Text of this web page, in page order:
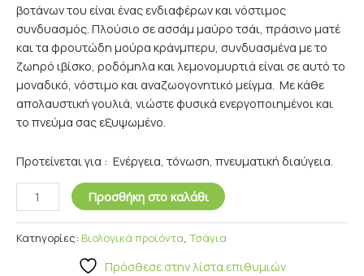
βοτάνων του είναι ένας ενδιαφέρων και νόστιμος
συνδυασμός. Πλούσιο σε ασσάμ μαύρο τσάι, πράσινο ματέ
και τα φρουτώδη μούρα κράνμπερυ, συνδυασμένα με το
ζωηρό ιβίσκο, ροδόμηλα και λεμονομυρτιά είναι σε αυτό το
μοναδικό, νόστιμο και αναζωογονητικό μείγμα. Με κάθε
απολαυστική γουλιά, νιώστε φυσικά ενεργοποιημένοι και
το πνεύμα σας εξυψωμένο.
Προτείνεται για : Ενέργεια, τόνωση, πνευματική διαύγεια.
Προσθήκη στο καλάθι
Κατηγορίες: Βιολογικά προϊόντα, Τσάγια
Πρόσθεσε στην λίστα επιθυμιών